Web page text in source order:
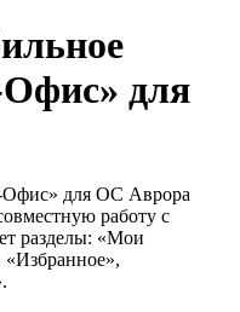
для
Офис» для ОС Аврора
работу с
разделы: «Мои